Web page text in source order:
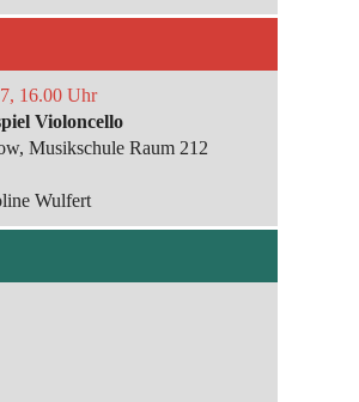
16.00 Uhr
Violoncello
Musikschule Raum 212
Wulfert